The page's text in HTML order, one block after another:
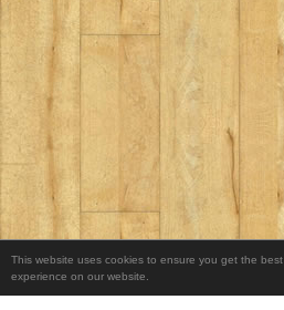
This website uses cookies to ensure you get the best
experience on our website.